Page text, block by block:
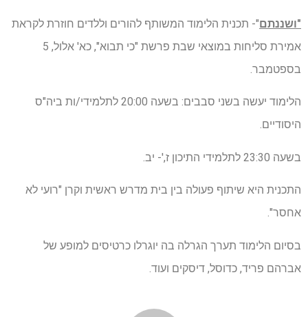
"ושננתם"- תכנית הלימוד המשותף להורים וללדים חוזרת לקראת
אמירת סליחות במוצאי שבת פרשת "כי תבוא", כא' אלול, 5
בספטמבר.
הלימוד יעשה בשני סבבים: בשעה 20:00 לתלמידי/ות ביה"ס
היסודיים.
בשעה 23:30 לתלמידי התיכון ז,'- יב.
התכנית היא שיתוף פעולה בין בית מדרש ראשית וקרן "רועי לא
אחסר".
בסיום הלימוד תערך הגרלה בה יוגרלו כרטיסים למופע של
אברהם פריד, כדוסל, דיסקים ועוד.